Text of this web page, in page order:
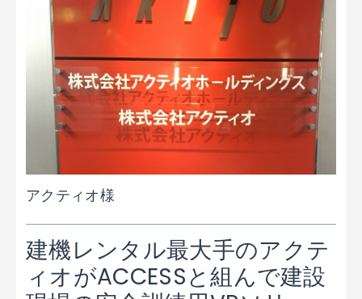
アクティオ様
建機レンタル最大手のアクテ
ィオがACCESSと組んで建設